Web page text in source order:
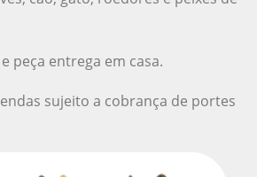
peça entrega em casa.
sujeito a cobrança de portes